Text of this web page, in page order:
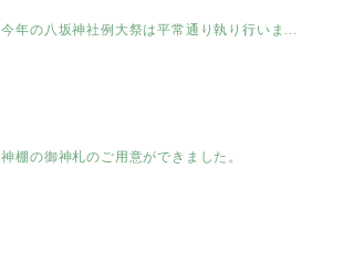
今年の八坂神社例大祭は平常通り執り行いま...
神棚の御神札のご用意ができました。